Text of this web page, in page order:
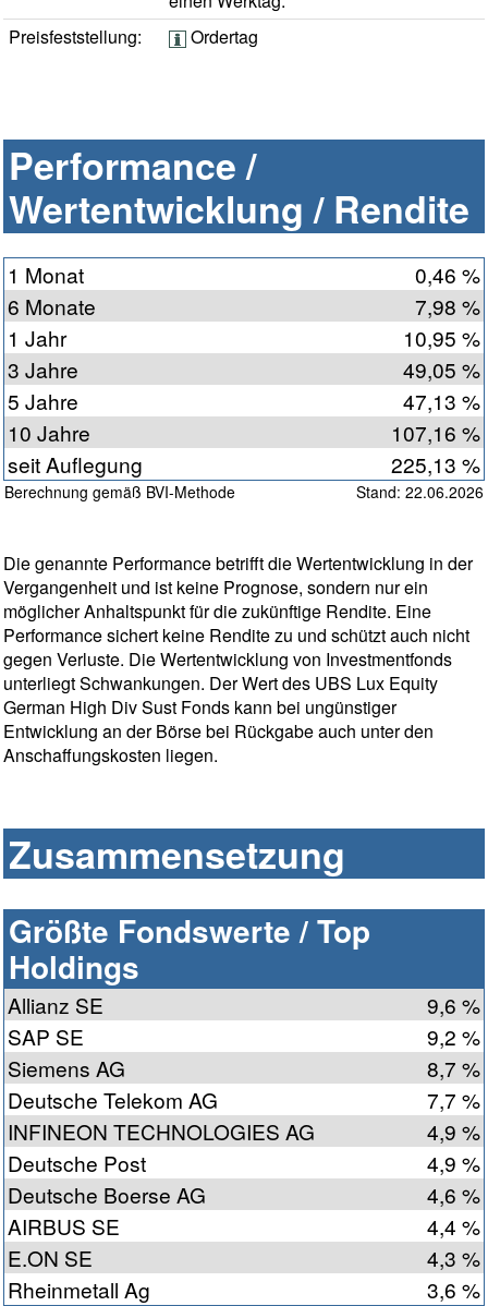
Preisfeststellung:
Ordertag
Performance /
Wertentwicklung / Rendite
1 Monat
0,46 %
6 Monate
7,98 %
1 Jahr
10,95 %
3 Jahre
49,05 %
5 Jahre
47,13 %
10 Jahre
107,16 %
seit Auflegung
225,13 %
Berechnung gemäß BVI-Methode Stand: 22.06.2026
Die genannte Performance betrifft die Wertentwicklung in der
Vergangenheit und ist keine Prognose, sondern nur ein
möglicher Anhaltspunkt für die zukünftige Rendite. Eine
Performance sichert keine Rendite zu und schützt auch nicht
gegen Verluste. Die Wertentwicklung von Investmentfonds
unterliegt Schwankungen. Der Wert des UBS Lux Equity
German High Div Sust Fonds kann bei ungünstiger
Entwicklung an der Börse bei Rückgabe auch unter den
Anschaffungskosten liegen.
Zusammensetzung
Größte Fondswerte / Top
Holdings
Allianz SE
9,6 %
SAP SE
9,2 %
Siemens AG
8,7 %
Deutsche Telekom AG
7,7 %
INFINEON TECHNOLOGIES AG
4,9 %
Deutsche Post
4,9 %
Deutsche Boerse AG
4,6 %
AIRBUS SE
4,4 %
E.ON SE
4,3 %
Rheinmetall Ag
3,6 %